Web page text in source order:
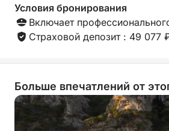
Условия бронирования
Включает
Страховой депозит : 49 077
Больше впечатлений от